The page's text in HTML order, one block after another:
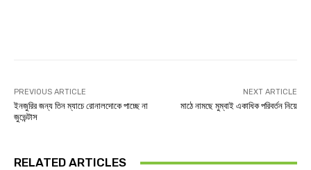
PREVIOUS ARTICLE
ইনজুরির জন্য তিন ম্যাচে রোনালদোকে পাচ্ছে না
জুভেন্টাস
NEXT ARTICLE
মাঠে নামছে মুম্বাই একাধিক পরিবর্তন নিয়ে
RELATED ARTICLES